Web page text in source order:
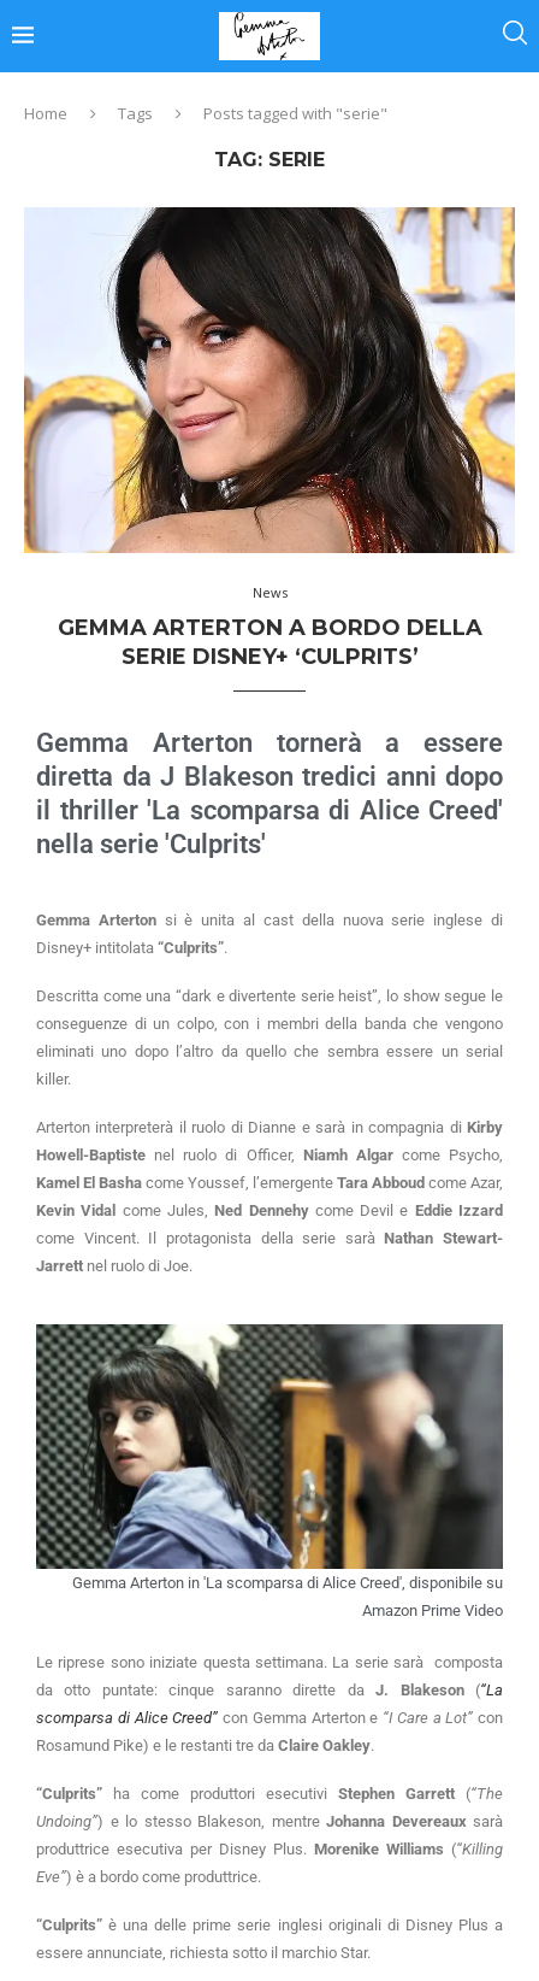
Home Tags Posts tagged with "serie"
TAG: SERIE
News
GEMMA ARTERTON A BORDO DELLA
SERIE DISNEY+ ‘CULPRITS’
Gemma Arterton tornerà a essere
diretta da J Blakeson tredici anni dopo
il thriller 'La scomparsa di Alice Creed'
nella serie 'Culprits'
Gemma Artertonsi è unita al cast della nuova serie inglese di
Disney+ intitolata “Culprits”.
Descritta come una “dark e divertente serie heist”, lo show segue le
conseguenze di un colpo, con i membri della banda che vengono
eliminati uno dopo l’altro da quello che sembra essere un serial
killer.
Arterton interpreterà il ruolo di Dianne e sarà in compagnia di Kirby
Howell-Baptiste nel ruolo di Officer, Niamh Algarcome Psycho,
Kamel El Basha come Youssef, l’emergente Tara Abboud come Azar,
Kevin Vidal come Jules, Ned Dennehycome Devil e Eddie Izzard
come Vincent. Il protagonista della serie sarà Nathan Stewart-
Jarrett nel ruolo di Joe.
Gemma Arterton in 'La scomparsa di Alice Creed', disponibile su
Amazon Prime Video
Le riprese sono iniziate questa settimana. La serie sarà composta
da otto puntate: cinque saranno dirette daJ. Blakeson(“La
scomparsa di Alice Creed” con Gemma Arterton e “I Care a Lot” con
Rosamund Pike) e le restanti tre da Claire Oakley.
“Culprits” ha come produttori esecutivi Stephen Garrett (“The
Undoing”) e lo stesso Blakeson, mentre Johanna Devereauxsarà
produttrice esecutiva per Disney Plus. Morenike Williams (“Killing
Eve”) è a bordo come produttrice.
“Culprits” è una delle prime serie inglesi originali di Disney Plus a
essere annunciate, richiesta sotto il marchio Star.